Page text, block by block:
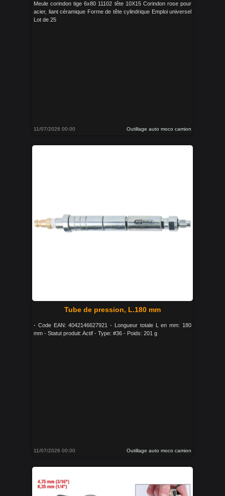
Meule corindon tige 6x80 11102 tête 10X15 Corindon rose pour
acier, liant céramique Forme de tête cylindrique Emploi universel
Lot de 25
11/07/2026 00:00 Outillage auto moco camion
Tube de pression, L.180 mm
- Code EAN: 4042146627921 - Longueur totale L en mm: 180
mm - Statut produit: Actif - Type: #36 - Poids: 201 g
11/07/2026 00:00 Outillage auto moco camion